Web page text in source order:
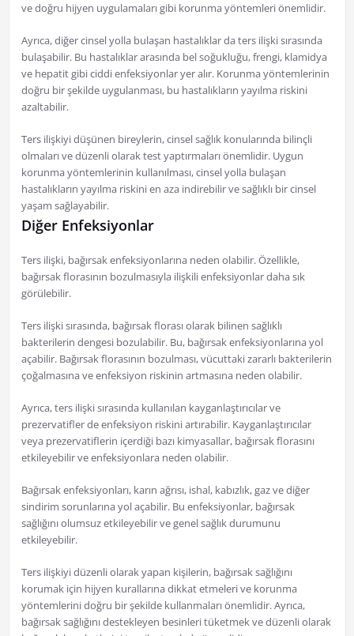
ve doğru hijyen uygulamaları gibi korunma yöntemleri önemlidir.
Ayrıca, diğer cinsel yolla bulaşan hastalıklar da ters ilişki sırasında
bulaşabilir. Bu hastalıklar arasında bel soğukluğu, frengi, klamidya
ve hepatit gibi ciddi enfeksiyonlar yer alır. Korunma yöntemlerinin
doğru bir şekilde uygulanması, bu hastalıkların yayılma riskini
azaltabilir.
Ters ilişkiyi düşünen bireylerin, cinsel sağlık konularında bilinçli
olmaları ve düzenli olarak test yaptırmaları önemlidir. Uygun
korunma yöntemlerinin kullanılması, cinsel yolla bulaşan
hastalıkların yayılma riskini en aza indirebilir ve sağlıklı bir cinsel
yaşam sağlayabilir.
Diğer Enfeksiyonlar
Ters ilişki, bağırsak enfeksiyonlarına neden olabilir. Özellikle,
bağırsak florasının bozulmasıyla ilişkili enfeksiyonlar daha sık
görülebilir.
Ters ilişki sırasında, bağırsak florası olarak bilinen sağlıklı
bakterilerin dengesi bozulabilir. Bu, bağırsak enfeksiyonlarına yol
açabilir. Bağırsak florasının bozulması, vücuttaki zararlı bakterilerin
çoğalmasına ve enfeksiyon riskinin artmasına neden olabilir.
Ayrıca, ters ilişki sırasında kullanılan kayganlaştırıcılar ve
prezervatifler de enfeksiyon riskini artırabilir. Kayganlaştırıcılar
veya prezervatiflerin içerdiği bazı kimyasallar, bağırsak florasını
etkileyebilir ve enfeksiyonlara neden olabilir.
Bağırsak enfeksiyonları, karın ağrısı, ishal, kabızlık, gaz ve diğer
sindirim sorunlarına yol açabilir. Bu enfeksiyonlar, bağırsak
sağlığını olumsuz etkileyebilir ve genel sağlık durumunu
etkileyebilir.
Ters ilişkiyi düzenli olarak yapan kişilerin, bağırsak sağlığını
korumak için hijyen kurallarına dikkat etmeleri ve korunma
yöntemlerini doğru bir şekilde kullanmaları önemlidir. Ayrıca,
bağırsak sağlığını destekleyen besinleri tüketmek ve düzenli olarak